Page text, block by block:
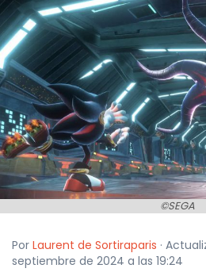
©SEGA
Por Laurent de Sortiraparis ·
septiembre de 2024 a las 19:24